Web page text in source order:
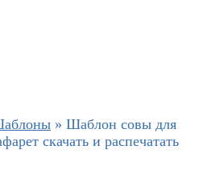
» Шаблон совы для
скачать и распечатать